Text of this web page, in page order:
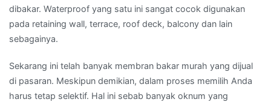
dibakar. Waterproof yang satu ini sangat cocok digunakan
pada retaining wall, terrace, roof deck, balcony dan lain
sebagainya.
Sekarang ini telah banyak membran bakar murah yang dijual
di pasaran. Meskipun demikian, dalam proses memilih Anda
harus tetap selektif. Hal ini sebab banyak oknum yang